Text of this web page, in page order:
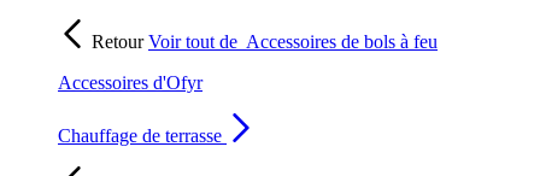
RetourVoir tout de Accessoires de bols à feu
Accessoires d'Ofyr
Chauffage de terrasse